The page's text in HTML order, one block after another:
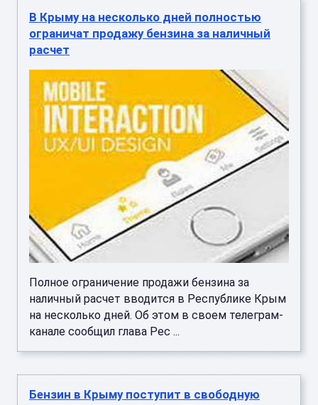
В Крыму на несколько дней полностью
ограничат продажу бензина за наличный
расчет
Полное ограничение продажи бензина за
наличный расчет вводится в Республике Крым
на несколько дней. Об этом в своем телеграм-
канале сообщил глава Рес ...
Бензин в Крыму поступит в свободную